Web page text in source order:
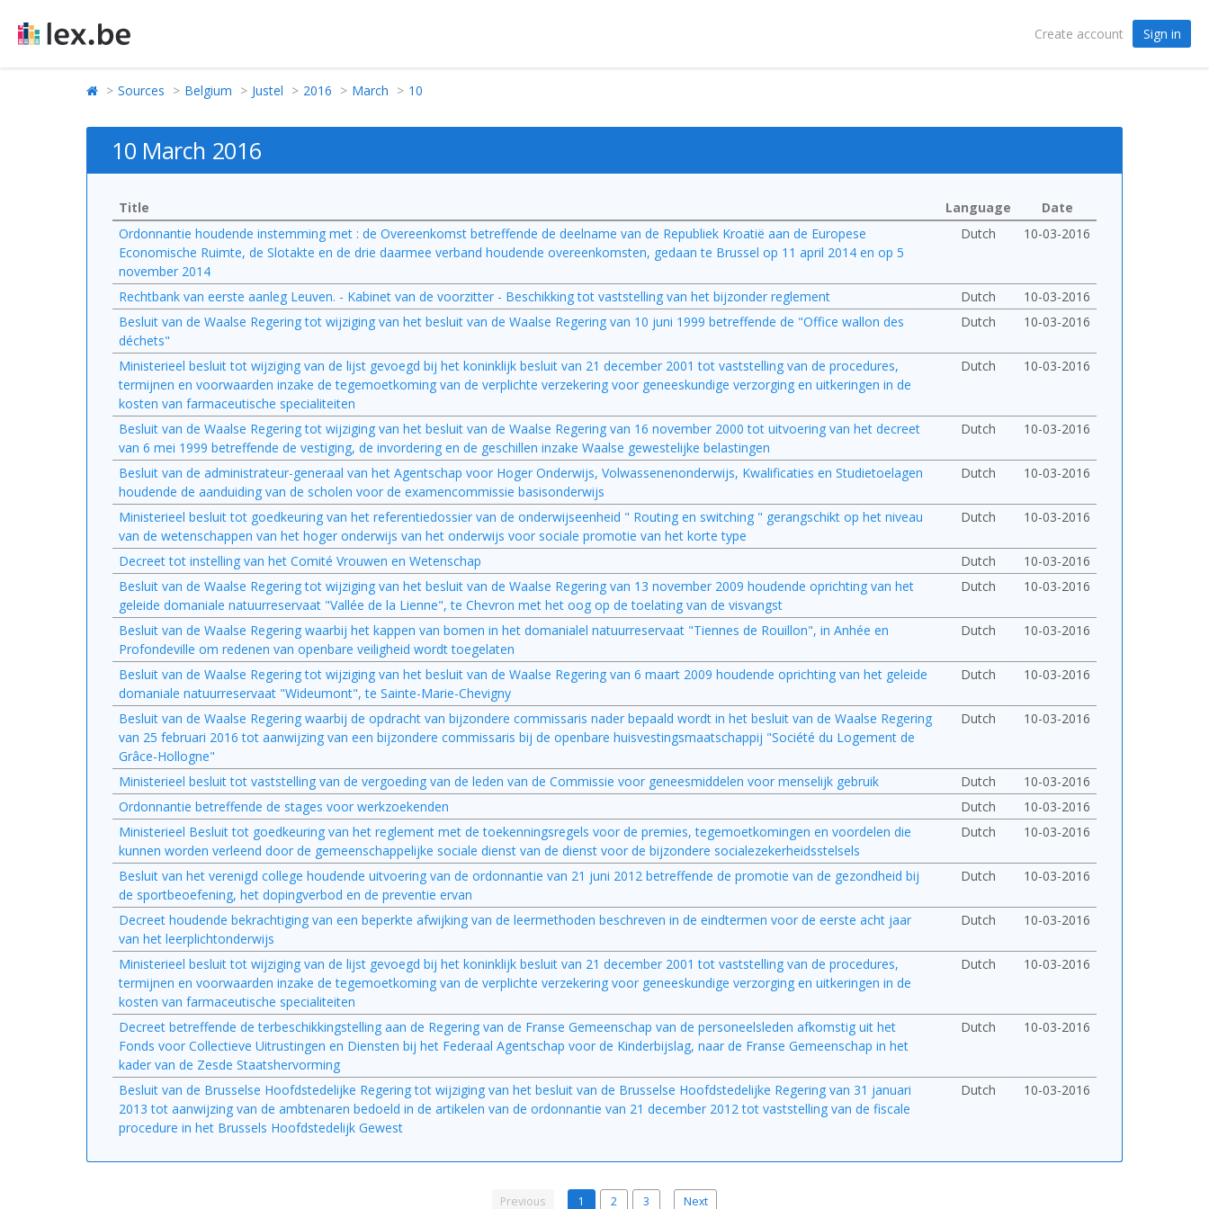
Create account Sign in
Sources Belgium Justel 2016 March 10
10 March 2016
Title Language
Date
Ordonnantie houdende instemming met : de Overeenkomst betreffende de deelname van de Republiek Kroatië aan de Europese
Economische Ruimte, de Slotakte en de drie daarmee verband houdende overeenkomsten, gedaan te Brussel op 11 april 2014 en op 5
november 2014
Dutch 10-03-2016
Rechtbank van eerste aanleg Leuven. - Kabinet van de voorzitter - Beschikking tot vaststelling van het bijzonder reglement Dutch
10-03-2016
Besluit van de Waalse Regering tot wijziging van het besluit van de Waalse Regering van 10 juni 1999 betreffende de "Office wallon des
déchets"
Dutch 10-03-2016
Ministerieel besluit tot wijziging van de lijst gevoegd bij het koninklijk besluit van 21 december 2001 tot vaststelling van de procedures,
termijnen en voorwaarden inzake de tegemoetkoming van de verplichte verzekering voor geneeskundige verzorging en uitkeringen in de
kosten van farmaceutische specialiteiten
Dutch 10-03-2016
Besluit van de Waalse Regering tot wijziging van het besluit van de Waalse Regering van 16 november 2000 tot uitvoering van het decreet
van 6 mei 1999 betreffende de vestiging, de invordering en de geschillen inzake Waalse gewestelijke belastingen
Dutch 10-03-2016
Besluit van de administrateur-generaal van het Agentschap voor Hoger Onderwijs, Volwassenenonderwijs, Kwalificaties en Studietoelagen
houdende de aanduiding van de scholen voor de examencommissie basisonderwijs
Dutch 10-03-2016
Ministerieel besluit tot goedkeuring van het referentiedossier van de onderwijseenheid " Routing en switching " gerangschikt op het niveau
van de wetenschappen van het hoger onderwijs van het onderwijs voor sociale promotie van het korte type
Dutch 10-03-2016
Decreet tot instelling van het Comité Vrouwen en Wetenschap Dutch
10-03-2016
Besluit van de Waalse Regering tot wijziging van het besluit van de Waalse Regering van 13 november 2009 houdende oprichting van het
geleide domaniale natuurreservaat "Vallée de la Lienne", te Chevron met het oog op de toelating van de visvangst
Dutch 10-03-2016
Besluit van de Waalse Regering waarbij het kappen van bomen in het domanialel natuurreservaat "Tiennes de Rouillon", in Anhée en
Profondeville om redenen van openbare veiligheid wordt toegelaten
Dutch 10-03-2016
Besluit van de Waalse Regering tot wijziging van het besluit van de Waalse Regering van 6 maart 2009 houdende oprichting van het geleide
domaniale natuurreservaat "Wideumont", te Sainte-Marie-Chevigny
Dutch 10-03-2016
Besluit van de Waalse Regering waarbij de opdracht van bijzondere commissaris nader bepaald wordt in het besluit van de Waalse Regering
van 25 februari 2016 tot aanwijzing van een bijzondere commissaris bij de openbare huisvestingsmaatschappij "Société du Logement de
Grâce-Hollogne"
Dutch 10-03-2016
Ministerieel besluit tot vaststelling van de vergoeding van de leden van de Commissie voor geneesmiddelen voor menselijk gebruik Dutch
10-03-2016
Ordonnantie betreffende de stages voor werkzoekenden
Dutch
10-03-2016
Ministerieel Besluit tot goedkeuring van het reglement met de toekenningsregels voor de premies, tegemoetkomingen en voordelen die
kunnen worden verleend door de gemeenschappelijke sociale dienst van de dienst voor de bijzondere socialezekerheidsstelsels
Dutch 10-03-2016
Besluit van het verenigd college houdende uitvoering van de ordonnantie van 21 juni 2012 betreffende de promotie van de gezondheid bij
de sportbeoefening, het dopingverbod en de preventie ervan
Dutch 10-03-2016
Decreet houdende bekrachtiging van een beperkte afwijking van de leermethoden beschreven in de eindtermen voor de eerste acht jaar
van het leerplichtonderwijs
Dutch 10-03-2016
Ministerieel besluit tot wijziging van de lijst gevoegd bij het koninklijk besluit van 21 december 2001 tot vaststelling van de procedures,
termijnen en voorwaarden inzake de tegemoetkoming van de verplichte verzekering voor geneeskundige verzorging en uitkeringen in de
kosten van farmaceutische specialiteiten
Dutch 10-03-2016
Decreet betreffende de terbeschikkingstelling aan de Regering van de Franse Gemeenschap van de personeelsleden afkomstig uit het
Fonds voor Collectieve Uitrustingen en Diensten bij het Federaal Agentschap voor de Kinderbijslag, naar de Franse Gemeenschap in het
kader van de Zesde Staatshervorming
Dutch 10-03-2016
Besluit van de Brusselse Hoofdstedelijke Regering tot wijziging van het besluit van de Brusselse Hoofdstedelijke Regering van 31 januari
2013 tot aanwijzing van de ambtenaren bedoeld in de artikelen van de ordonnantie van 21 december 2012 tot vaststelling van de fiscale
procedure in het Brussels Hoofdstedelijk Gewest
Dutch 10-03-2016
Previous 1 2 3 Next